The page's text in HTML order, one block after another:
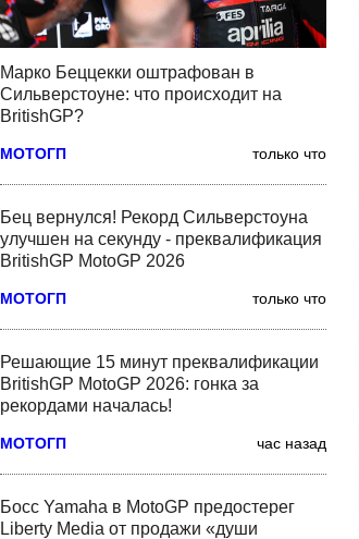
Марко Беццекки оштрафован в
Сильверстоуне: что происходит на
BritishGP?
МОТОГП только что
Бец вернулся! Рекорд Сильверстоуна
улучшен на секунду - преквалификация
BritishGP MotoGP 2026
МОТОГП только что
Решающие 15 минут преквалификации
BritishGP MotoGP 2026: гонка за
рекордами началась!
МОТОГП час назад
Босс Yamaha в MotoGP предостерег
Liberty Media от продажи «души